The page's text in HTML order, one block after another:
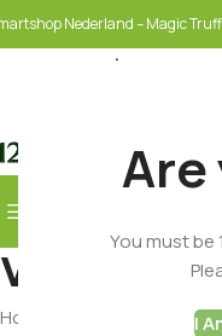
Are
You must be
I
Nederland – Magic
vitamin
Home Products tagged